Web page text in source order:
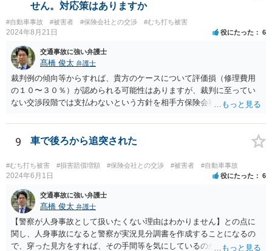
せん。対応策はありますか
#自動車事故 #被害者 #保険会社との交渉 #むち打ち被害
2024年8月21日 役にたった 6
交通事故に強い弁護士
髙橋 俊太 弁護士
裁判例の傾向等からすれば、貴方のケースについて評価損（修理費用
の１０〜３０％）が認められる可能性はありますが、裁判に至ってい
ない交渉段階では支払わないという方針を相手方保険会社が貫く可能
9 車で後ろから追突された
#むち打ち被害 #損害賠償増額 #保険会社との交渉 #被害者 #自動車事故
2024年6月1日 役にたった 6
交通事故に強い弁護士
髙橋 俊太 弁護士
【警察が人身事故として扱いたくない理由はわかりません】との点に
関し、人身事故になると警察が実況見分調書を作成することになるの
で、穿った見方をすれば、その手間等を気にしているのかもしれませ